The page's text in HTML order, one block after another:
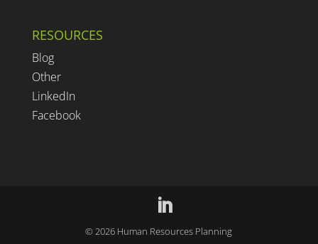
RESOURCES
Blog
Other
LinkedIn
Facebook
©2026 Human Resources Planning